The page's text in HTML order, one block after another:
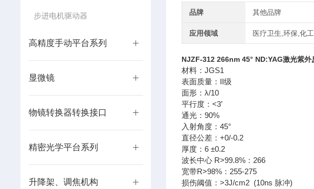
步进电机驱动器
高精度手动平台系列
显微镜
物镜转换器转换接口
精密光学平台系列
升降架、调焦机构
品牌 其他品牌
应用领域 医疗卫生,环保,化
NJZF-312266nm 45° ND:YAG激光紫外
材料：JGS1
表面质量：II级
面形：λ/10
平行度：<3’
通光：90%
入射角度：45°
直径公差：+0/-0.2
厚度：6 ±0.2
波长中心 R>99.8%：266
宽带R>98%：255-275
损伤阈值：>3J/cm2 (10ns 脉冲)